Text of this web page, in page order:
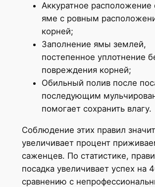
Аккуратное расположение
яме с ровным
корней;
Заполнение ямы землей,
постепенное уплотнение
повреждения корней;
Обильный полив после
последующим
помогает сохранить влагу.
Соблюдение этих правил
увеличивает процент
саженцев. По статистике,
посадка увеличивает успех на
сравнению с